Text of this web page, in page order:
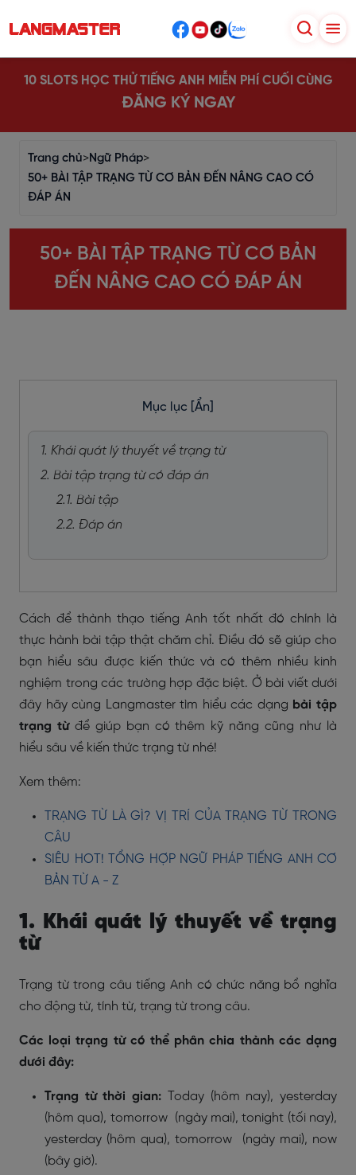
10 SLOTS HỌC THỬ TIẾNG ANH MIỄN PHÍ CUỐI CÙNG
ĐĂNG KÝ NGAY
Trang chủ>Ngữ Pháp>
50+ BÀI TẬP TRẠNG TỪ CƠ BẢN ĐẾN NÂNG CAO CÓ
ĐÁP ÁN
50+ BÀI TẬP TRẠNG TỪ CƠ BẢN
ĐẾN NÂNG CAO CÓ ĐÁP ÁN
Mục lục [Ẩn]
1. Khái quát lý thuyết về trạng từ
2. Bài tập trạng từ có đáp án
2.1. Bài tập
2.2. Đáp án
Cách để thành thạo tiếng Anh tốt nhất đó chính là
thực hành bài tập thật chăm chỉ. Điều đó sẽ giúp cho
bạn hiểu sâu được kiến thức và có thêm nhiều kinh
nghiệm trong các trường hợp đặc biệt. Ở bài viết dưới
đây hãy cùng Langmaster tìm hiểu các dạng bài tập
trạng từ để giúp bạn có thêm kỹ năng cũng như là
hiểu sâu về kiến thức trạng từ nhé!
Xem thêm:
TRẠNG TỪ LÀ GÌ? VỊ TRÍ CỦA TRẠNG TỪ TRONG
CÂU
SIÊU HOT! TỔNG HỢP NGỮ PHÁP TIẾNG ANH CƠ
BẢN TỪ A - Z
1. Khái quát lý thuyết về trạng
từ
Trạng từ trong câu tiếng Anh có chức năng bổ nghĩa
cho động từ, tính từ, trạng từ trong câu.
Các loại trạng từ có thể phân chia thành các dạng
dưới đây:
Trạng từ thời gian: Today (hôm nay), yesterday
(hôm qua), tomorrow (ngày mai), tonight (tối nay),
yesterday (hôm qua), tomorrow (ngày mai), now
(bây giờ).